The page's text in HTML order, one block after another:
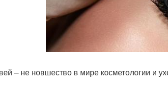
– не новшество в мире косметологии и